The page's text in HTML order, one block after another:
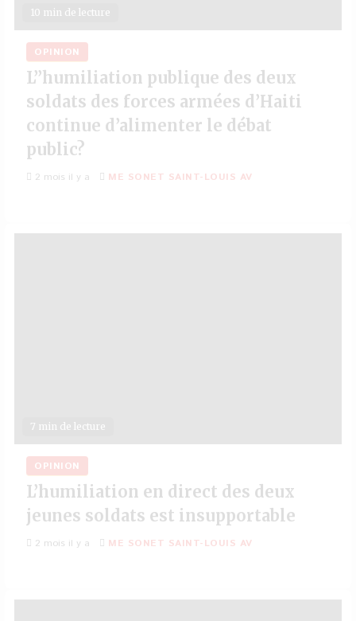
10 min de lecture
OPINION
L’’humiliation publique des deux
soldats des forces armées d’Haiti
continue d’alimenter le débat
public?
2 mois il y a ME SONET SAINT-LOUIS AV
7 min de lecture
OPINION
L’humiliation en direct des deux
jeunes soldats est insupportable
2 mois il y a ME SONET SAINT-LOUIS AV